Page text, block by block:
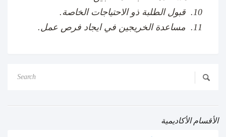
قبول الطلبة ذو الاحتياجات الخاصة.
مساعدة الخريجين في ايجاد فرص عمل.
الأقسام الأكاديمية